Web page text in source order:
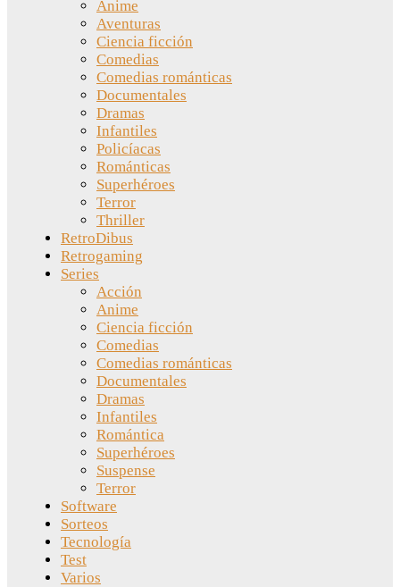
Anime
Aventuras
Ciencia ficción
Comedias
Comedias románticas
Documentales
Dramas
Infantiles
Policíacas
Románticas
Superhéroes
Terror
Thriller
RetroDibus
Retrogaming
Series
Acción
Anime
Ciencia ficción
Comedias
Comedias románticas
Documentales
Dramas
Infantiles
Romántica
Superhéroes
Suspense
Terror
Software
Sorteos
Tecnología
Test
Varios